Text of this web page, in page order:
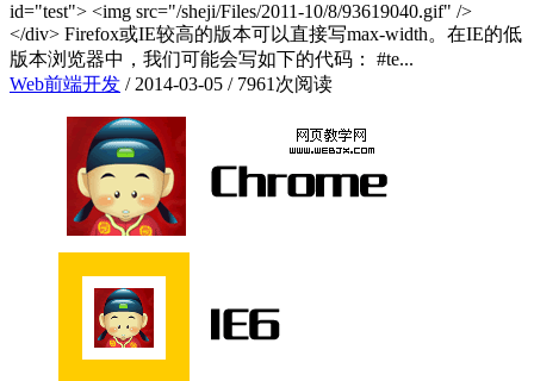
id="test"> <img src="/sheji/Files/2011-10/8/93619040.gif" />
</div> Firefox或IE较高的版本可以直接写max-width。在IE的低
版本浏览器中，我们可能会写如下的代码： #te...
Web前端开发 / 2014-03-05 / 7961次阅读